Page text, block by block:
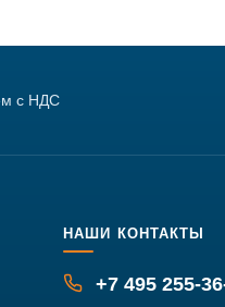
с НДС
НАШИ КОНТАКТЫ
+7 495 255-